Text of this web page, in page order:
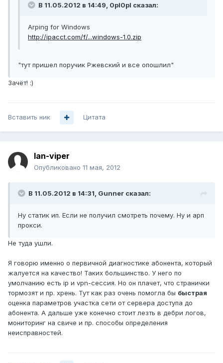
В 11.05.2012 в 14:49, 0pl0pl сказал:
Arping for Windows
http://ipacct.com/f/...windows-1.0.zip
"тут пришел поручик Ржевский и все опошлил"
Зачёт! :)
Вставить ник Цитата
lan-viper
Опубликовано 11 мая, 2012
В 11.05.2012 в 14:31, Gunner сказал:
Ну статик ип. Если не получил смотреть почему. Ну и арп
прокси.
Не туда ушли.
Я говорю именно о первичной диагностике абонента, который
жалуется на качество! Таких большинство. У него по
умолчанию есть ip и vpn-сессия. Но он плачет, что странички
тормозят и пр. хрень. Тут как раз очень помогла бы быстрая
оценка параметров участка сети от сервера доступа до
абонента. А дальше уже конечно стоит лезть в дебри логов,
мониторинг на свиче и пр. способы определения
неисправностей.